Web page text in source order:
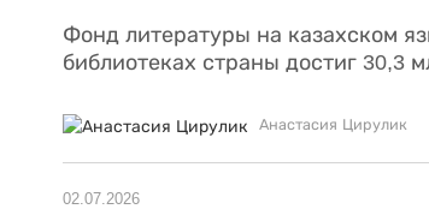
Фонд литературы на казахском
библиотеках страны достиг 30,3
Анастасия Цирулик
02.07.2026